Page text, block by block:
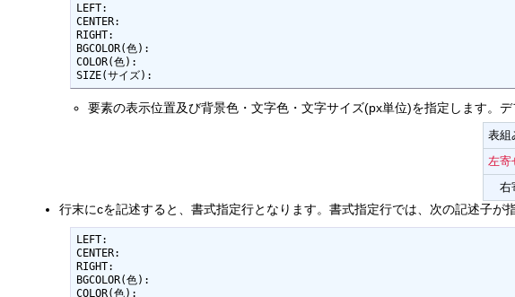
LEFT:
CENTER:
RIGHT:
BGCOLOR(色):
COLOR(色):
SIZE(サイズ):
要素の表示位置及び背景色・文字色・文字サイズ(px単位)を指定します。デ
表組
左寄
右
行末にcを記述すると、書式指定行となります。書式指定行では、次の記述子が
LEFT:
CENTER:
RIGHT:
BGCOLOR(色):
COLOR(色):